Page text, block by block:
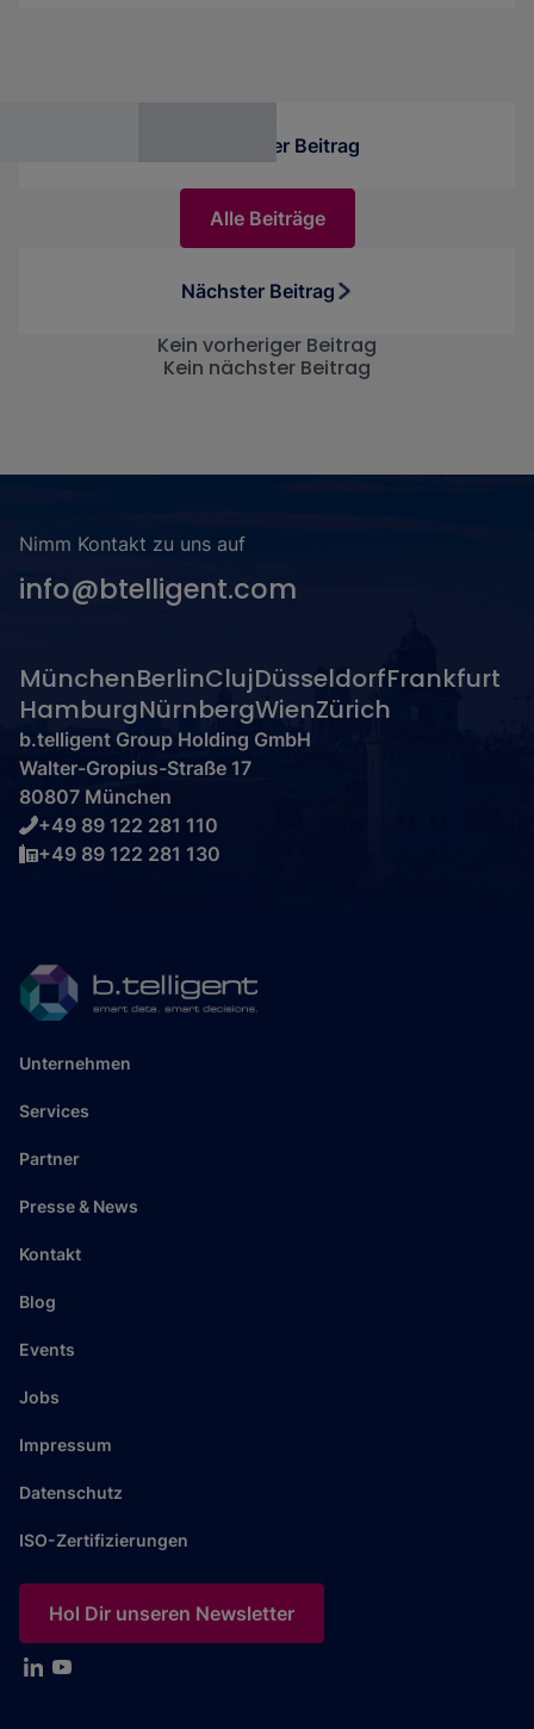
Anwendungsmöglichkeiten vor.
Vorheriger Beitrag
Alle Beiträge
Nächster Beitrag
Kein vorheriger Beitrag
Kein nächster Beitrag
Nimm Kontakt zu uns auf
info@btelligent.com
MünchenBerlinClujDüsseldorfFrankfurt
HamburgNürnbergWienZürich
b.telligent Group Holding GmbH
Walter-Gropius-Straße 17
80807 München
+49 89 122 281 110
+49 89 122 281 130
Unternehmen
Services
Partner
Presse & News
Kontakt
Blog
Events
Jobs
Impressum
Datenschutz
ISO-Zertifizierungen
Hol Dir unseren Newsletter